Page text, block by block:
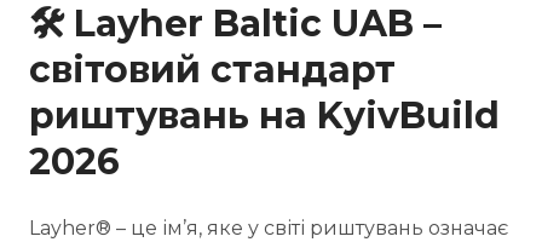
🛠️ Layher Baltic UAB –
світовий стандарт
риштувань на KyivBuild
2026
Layher® – це ім’я, яке у світі риштувань означає